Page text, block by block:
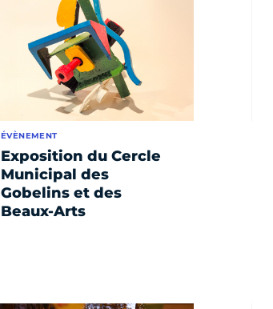
Exposition du Cercle
Municipal des
Gobelins et des
Beaux-Arts
ÉVÈNEMENT